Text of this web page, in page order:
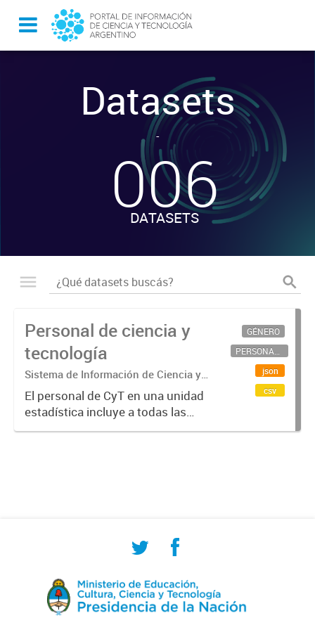
Datasets
-
006
DATASETS
Personal de ciencia y
tecnología
Sistema de Información de Ciencia y
Tecnología Argentino (SICYTAR)
El personal de CyT en una unidad
estadística incluye a todas las
personas involucradas
GÉNERO
PERSONAL CIENTÍFICO-TECNOLÓGICO
json
csv